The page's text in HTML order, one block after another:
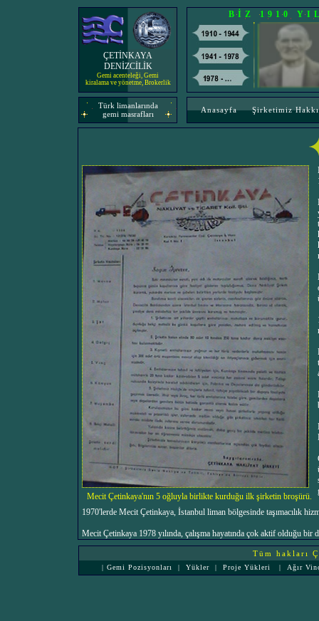
ÇETİNKAYA
DENİZCİLİK
Gemi acenteleği, Gemi
kiralama ve yönetme, Brokerlik
BİZ 1910
Türk limanlarında
gemi masrafları
Anasayfa Şirketimiz
Mecit Çetinkaya'nın 5 oğluyla birlikte kurduğu ilk şirketin broşürü.
1970'lerde Mecit Çetinkaya, İstanbul liman bölgesinde taşımacılık
Mecit Çetinkaya 1978 yılında, çalışma hayatında çok aktif olduğu
Tüm hakları
| Gemi Pozisyonları | Yükler | Proje Yükleri | Ağır